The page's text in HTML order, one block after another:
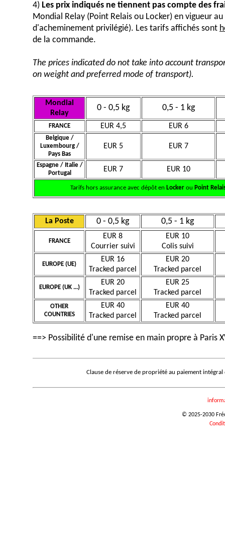
4) Les prix indiqués ne tiennent pas compte des
Mondial Relay (Point Relais ou Locker) en vigueur
d'acheminement privilégié). Les tarifs affichés sont
de la commande.
The prices indicated do not take into account
on weight and preferred mode of transport).
Mondial
Relay
0 - 0,5 kg 0,5 - 1 kg
FRANCE EUR 4,5 EUR 6
Belgique /
Luxembourg /
Pays Bas
EUR 5 EUR 7
Espagne / Italie /
Portugal
EUR 7 EUR 10
Tarifs hors assurance avec dépôt en Lockerou Point
La Poste 0 - 0,5 kg 0,5 - 1 kg
FRANCE
EUR 8
Courrier suivi
EUR 10
Colis suivi
EUROPE (UE)
EUR 16
Tracked parcel
EUR 20
Tracked parcel
EUROPE (UK ...)
EUR 20
Tracked parcel
EUR 25
Tracked parcel
OTHER
COUNTRIES
EUR 40
Tracked parcel
EUR 40
Tracked parcel
==> Possibilité d'une remise en main propre à Paris
Clause de réserve de propriété au paiement
© 2025-2030